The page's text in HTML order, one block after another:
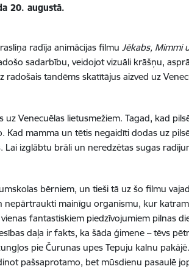
20. augustā.
radīja animācijas filmu Jēkabs, Mimmi
sadarbību, veidojot vizuāli krāšņu,
tandēms skatītājus aizved uz
Venecuēlas lietusmežiem. Tagad, kad
Kad mamma un tētis negaidīti dodas uz
izglābtu brāli un neredzētas sugas
bērniem, un tieši tā uz šo filmu
mainīgu organismu, kur katram
fantastiskiem piedzīvojumiem pilnas
daļa ir fakts, ka šāda ģimene – tēvs
pie Čurunas upes Tepuju kalnu
pašsaprotamo, bet mūsdienu pasaulē